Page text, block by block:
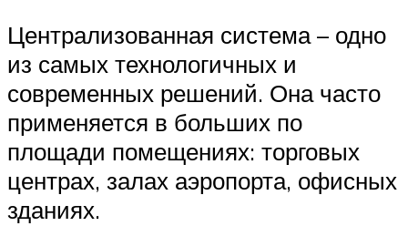
Централизованная система – одно
из самых технологичных и
современных решений. Она часто
применяется в больших по
площади помещениях: торговых
центрах, залах аэропорта, офисных
зданиях.